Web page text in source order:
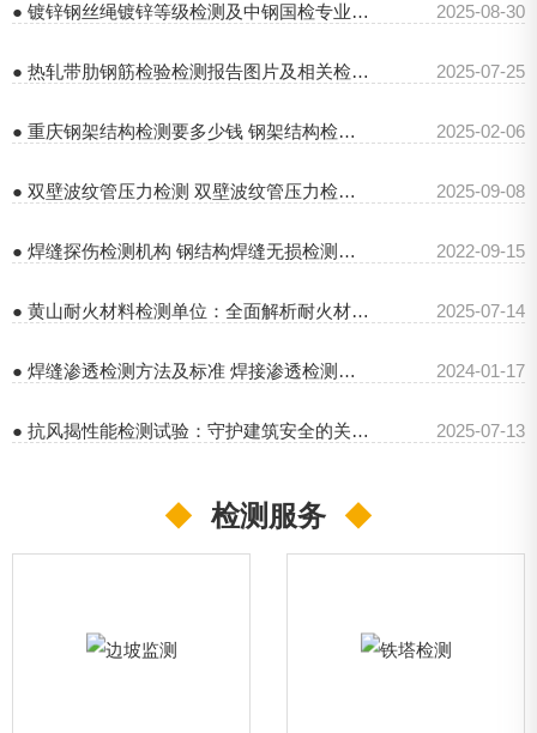
● 镀锌钢丝绳镀锌等级检测及中钢国检专业服务 2025-08-30
● 热轧带肋钢筋检验检测报告图片及相关检测详情 2025-07-25
● 重庆钢架结构检测要多少钱 钢架结构检测单位 2025-02-06
● 双壁波纹管压力检测 双壁波纹管压力检测标准 2025-09-08
● 焊缝探伤检测机构 钢结构焊缝无损检测价格 2022-09-15
● 黄山耐火材料检测单位：全面解析耐火材料检测及中钢国检优势 2025-07-14
● 焊缝渗透检测方法及标准 焊接渗透检测报告 2024-01-17
● 抗风揭性能检测试验：守护建筑安全的关键防线 2025-07-13
◆ 检测服务 ◆